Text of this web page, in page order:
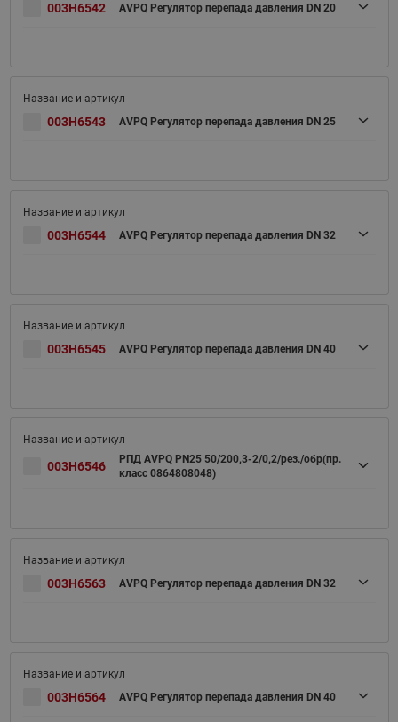
003H6542 AVPQ Регулятор перепада давления DN 20
003H6543 AVPQ Регулятор перепада давления DN 25
003H6544 AVPQ Регулятор перепада давления DN 32
003H6545 AVPQ Регулятор перепада давления DN 40
003H6546
РПД AVPQ PN25 50/200,3-2/0,2/рез./обр(пр.
класс 0864808048)
003H6563 AVPQ Регулятор перепада давления DN 32
003H6564 AVPQ Регулятор перепада давления DN 40